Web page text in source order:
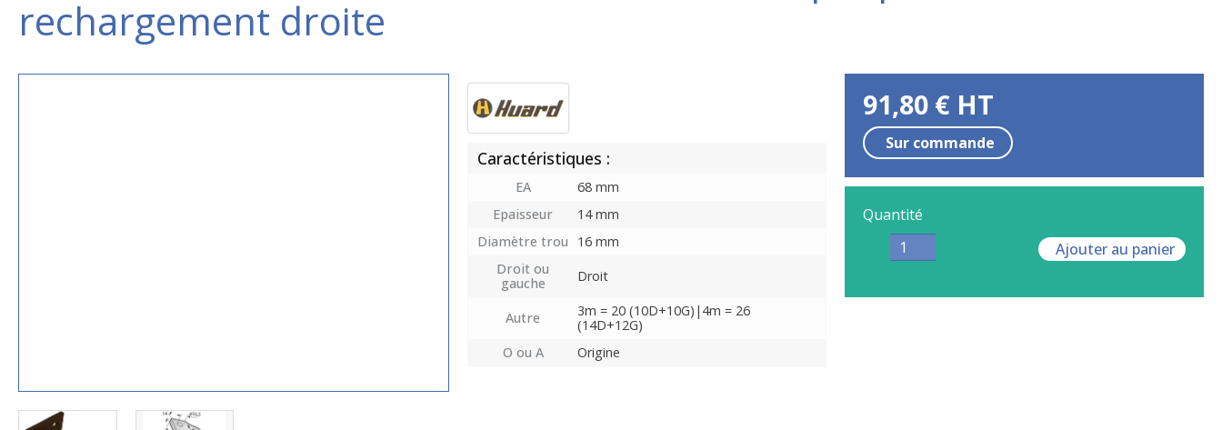
rechargement droite
Caractéristiques :
EA
68 mm
Epaisseur
14 mm
Diamètre trou
16 mm
Droit ou
gauche
Droit
Autre
3m = 20 (10D+10G)|4m = 26
(14D+12G)
O ou A
Origine
91,80 € HT
Sur commande
Quantité
Ajouter au panier